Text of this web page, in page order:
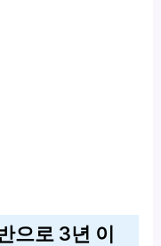
으로 3년 이